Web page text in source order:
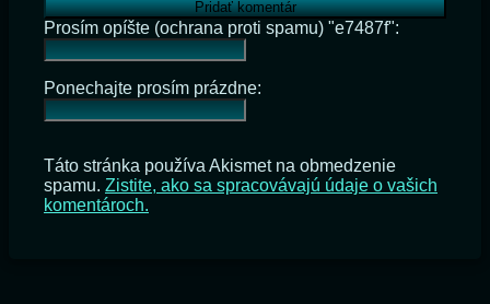
Prosím opíšte (ochrana proti spamu) "e7487f":
Ponechajte prosím prázdne:
Táto stránka používa Akismet na obmedzenie
spamu. Zistite, ako sa spracovávajú údaje o vašich
komentároch.